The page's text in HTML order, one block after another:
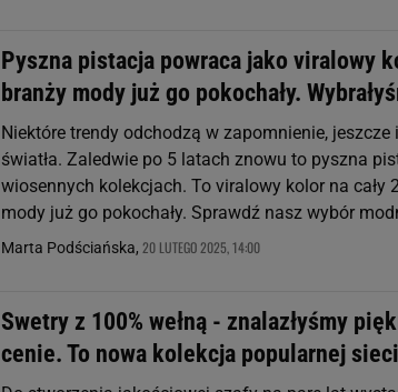
Pyszna pistacja powraca jako viralowy
branży mody już go pokochały.
Niektóre trendy odchodzą w zapomnienie,
światła. Zaledwie po 5 latach znowu to pyszna
wiosennych kolekcjach. To viralowy kolor na cały
mody już go pokochały. Sprawdź nasz wybór
Marta Podściańska, 20 LUTEGO 2025, 14:00
Swetry z 100% wełną - znalazłyśmy
cenie. To nowa kolekcja popularnej